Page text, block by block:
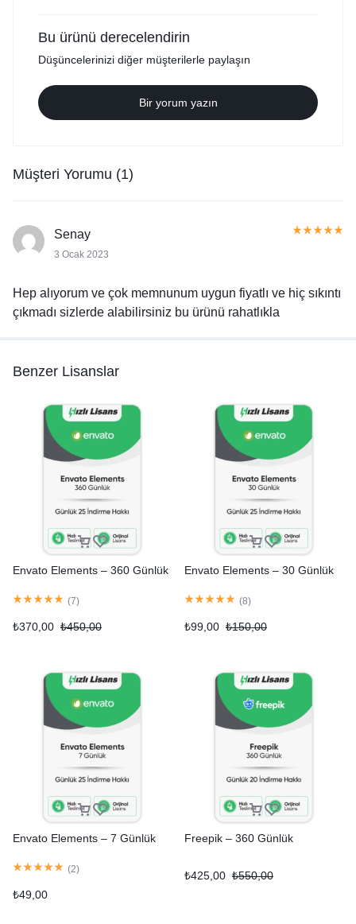
Bu ürünü derecelendirin
Düşüncelerinizi diğer müşterilerle paylaşın
Bir yorum yazın
Müşteri Yorumu (1)
Senay
3 Ocak 2023
Hep alıyorum ve çok memnunum uygun fiyatlı ve hiç sıkıntı
çıkmadı sizlerde alabilirsiniz bu ürünü rahatlıkla
Benzer Lisanslar
Envato Elements – 360 Günlük
(7)
₺370,00 ₺450,00
Envato Elements – 30 Günlük
(8)
₺99,00 ₺150,00
Envato Elements – 7 Günlük
(2)
₺49,00
Freepik – 360 Günlük
₺425,00 ₺550,00